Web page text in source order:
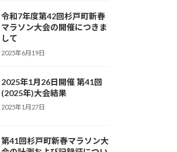
令和7年度第42回杉戸町新春
マラソン大会の開催につきま
して
2025年6月19日
2025年1月26日開催 第41回
(2025年)大会結果
2025年1月27日
第41回杉戸町新春マラソン大